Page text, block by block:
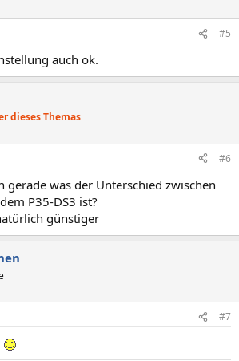
#5
auch ok.
dieses Themas
#6
gerade was der Unterschied zwischen
P35-DS3 ist?
günstiger
#7